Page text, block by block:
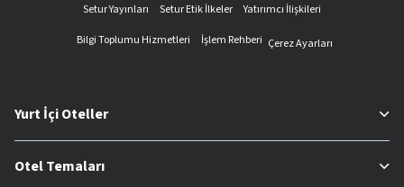
Setur Yayınları
Setur Etik İlkeler
Yatırımcı İlişkileri
Bilgi Toplumu Hizmetleri
İşlem Rehberi Çerez Ayarları
Yurt İçi Oteller
Otel Temaları